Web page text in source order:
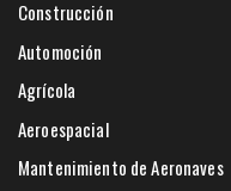
Construcción
Automoción
Agrícola
Aeroespacial
Mantenimiento de Aeronaves